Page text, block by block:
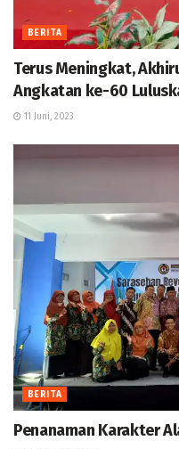
BERITA
Terus Meningkat,
Angkatan ke-60
11 Juni, 2023
BERITA
Penanaman Karakter